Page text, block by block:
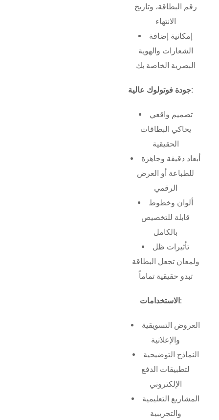
رقم البطاقة، وتاريخ
الانتهاء
إمكانية إضافة
الشعارات والهوية
البصرية الخاصة بك
جودة فوتولوك عالية:
تصميم واقعي
يحاكي البطاقات
الحقيقية
أبعاد دقيقة وجاهزة
للطباعة أو العرض
الرقمي
ألوان وخطوط
قابلة للتخصيص
بالكامل
تأثيرات ظل
ولمعان تجعل البطاقة
تبدو حقيقية تماماً
الاستخدامات:
العروض التسويقية
والإعلانية
النماذج التوضيحية
لتطبيقات الدفع
الإلكتروني
المشاريع التعليمية
والتجريبية